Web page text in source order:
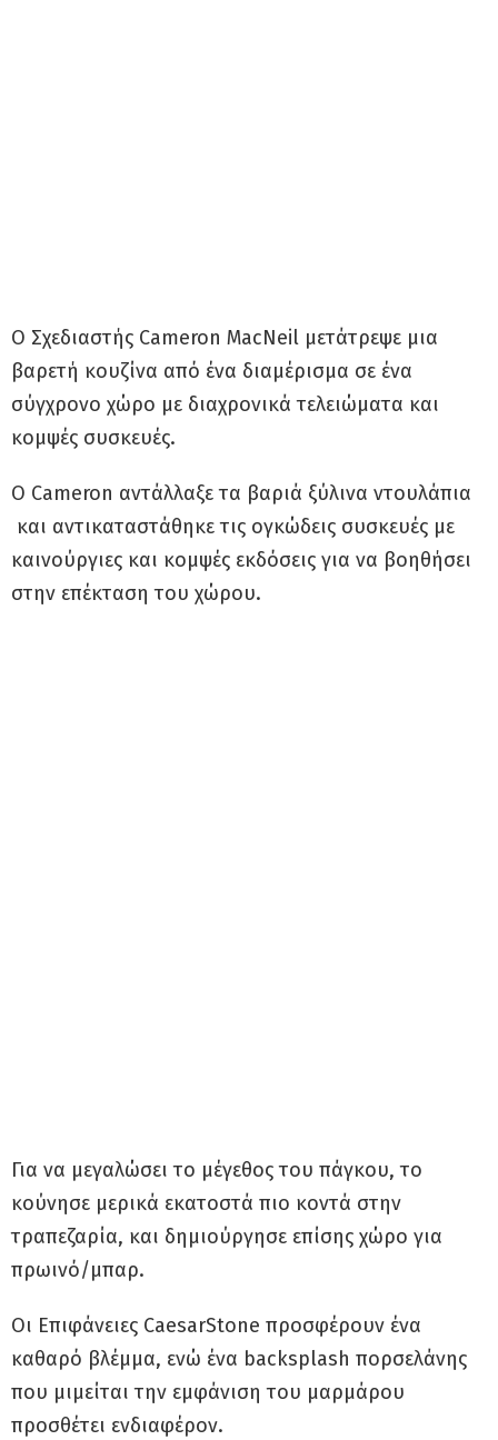
Ο Σχεδιαστής Cameron MacNeil μετάτρεψε μια
βαρετή κουζίνα από ένα διαμέρισμα σε ένα
σύγχρονο χώρο με διαχρονικά τελειώματα και
κομψές συσκευές.
Ο Cameron αντάλλαξε τα βαριά ξύλινα ντουλάπια
και αντικαταστάθηκε τις ογκώδεις συσκευές με
καινούργιες και κομψές εκδόσεις για να βοηθήσει
στην επέκταση του χώρου.
Για να μεγαλώσει το μέγεθος του πάγκου, το
κούνησε μερικά εκατοστά πιο κοντά στην
τραπεζαρία, και δημιούργησε επίσης χώρο για
πρωινό/μπαρ.
Οι Επιφάνειες CaesarStone προσφέρουν ένα
καθαρό βλέμμα, ενώ ένα backsplash πορσελάνης
που μιμείται την εμφάνιση του μαρμάρου
προσθέτει ενδιαφέρον.